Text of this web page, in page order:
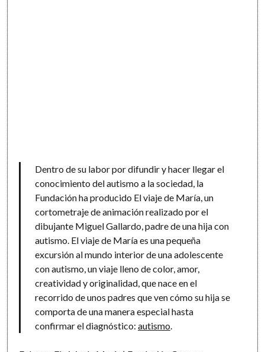
Dentro de su labor por difundir y hacer llegar el
conocimiento del autismo a la sociedad, la
Fundación ha producido El viaje de María, un
cortometraje de animación realizado por el
dibujante Miguel Gallardo, padre de una hija con
autismo. El viaje de María es una pequeña
excursión al mundo interior de una adolescente
con autismo, un viaje lleno de color, amor,
creatividad y originalidad, que nace en el
recorrido de unos padres que ven cómo su hija se
comporta de una manera especial hasta
confirmar el diagnóstico:autismo